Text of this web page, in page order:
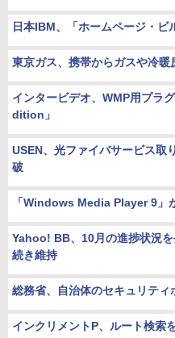
日本IBM、「ホームページ・
東京ガス、携帯からガスや冷
インタービデオ、WMP用プラ
dition」
USEN、光ファイバサービス取
破
「Windows Media Player 9」
Yahoo! BB、10月の進捗状況
続き維持
総務省、自治体のセキュリティ
インクリメントP、ルート検索